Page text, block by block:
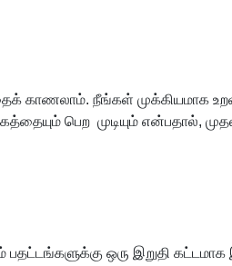
காணலாம். நீங்கள் முக்கியமாக
பெற முடியும் என்பதால்,
ஒரு இறுதி கட்டமாக